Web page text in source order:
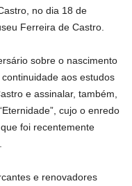
no dia 18 de
Ferreira de Castro.
sobre o nascimento
aos estudos
e assinalar, também,
cujo o enredo
foi recentemente
e renovadores